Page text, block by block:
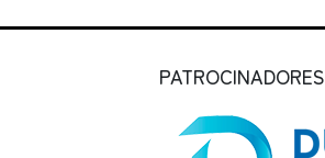
PATROCINADORES